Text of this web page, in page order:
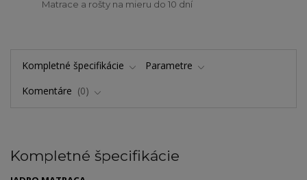
Matrace a rošty na mieru do 10 dní
Kompletné špecifikácie
Parametre
Komentáre
0
Kompletné špecifikácie